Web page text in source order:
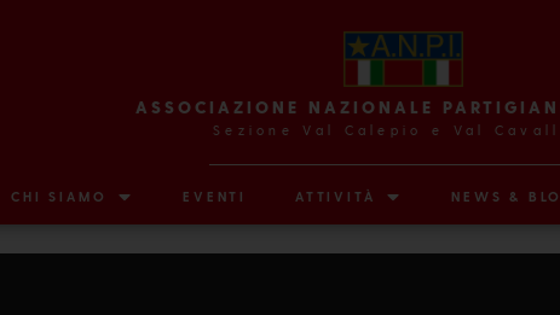
ASSOCIAZIONE NAZIONALE
Sezione Val Calepio e Val
CHI SIAMO EVENTI ATTIVITÀ NEWS &